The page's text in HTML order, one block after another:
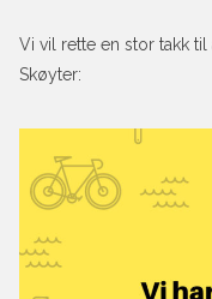
Vi vil rette en stor takk
Skøyter: